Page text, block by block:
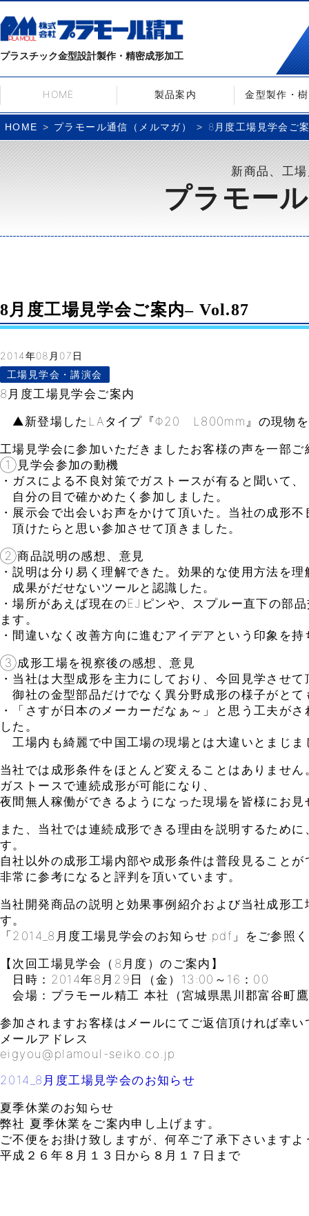
プラスチック金型設計製作・精密成形加工
HOME 製品案内 金型製作・
HOME プラモール通信（メルマガ） 8月度工場見学会ご
新商品、工
プラモー
8月度工場見学会ご案内– Vol.87
2014年08月07日
工場見学会・講演会
8月度工場見学会ご案内
▲新登場したLAタイプ『Φ20 L800mm』の現物
工場見学会に参加いただきましたお客様の声を一部
①見学会参加の動機
・ガスによる不良対策でガストースが有ると聞いて、
自分の目で確かめたく参加しました。
・展示会で出会いお声をかけて頂いた。当社の成形
頂けたらと思い参加させて頂きました。
②商品説明の感想、意見
・説明は分り易く理解できた。効果的な使用方法を
成果がだせないツールと認識した。
・場所があえば現在のEJピンや、スプルー直下の部
ます。
・間違いなく改善方向に進むアイデアという印象を
③成形工場を視察後の感想、意見
・当社は大型成形を主力にしており、今回見学させ
御社の金型部品だけでなく異分野成形の様子がとて
・「さすが日本のメーカーだなぁ～」と思う工夫が
した。
工場内も綺麗で中国工場の現場とは大違いとまじま
当社では成形条件をほとんど変えることはありません
ガストースで連続成形が可能になり、
夜間無人稼働ができるようになった現場を皆様にお見
また、当社では連続成形できる理由を説明するため
す。
自社以外の成形工場内部や成形条件は普段見ること
非常に参考になると評判を頂いています。
当社開発商品の説明と効果事例紹介および当社成形
す。
「2014_8月度工場見学会のお知らせ.pdf」をご参照
【次回工場見学会（8月度）のご案内】
日時：2014年8月29日（金）13:00～16：00
会場：プラモール精工 本社（宮城県黒川郡富谷町
参加されますお客様はメールにてご返信頂ければ幸い
メールアドレス
eigyou@plamoul-seiko.co.jp
2014_8月度工場見学会のお知らせ
夏季休業のお知らせ
弊社 夏季休業をご案内申し上げます。
ご不便をお掛け致しますが、何卒ご了承下さいます
平成２６年８月１３日から８月１７日まで